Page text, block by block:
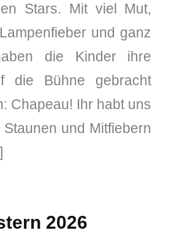
Stars. Mit viel Mut,
und ganz
die Kinder ihre
die Bühne gebracht
Chapeau! Ihr habt uns
und Mitfiebern
2026